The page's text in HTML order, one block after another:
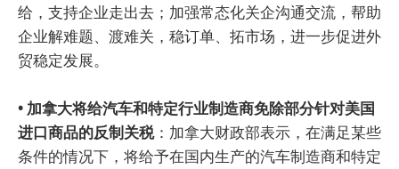
给，支持企业走出去；加强常态化关企沟通交流，帮助
企业解难题、渡难关，稳订单、拓市场，进一步促进外
贸稳定发展。
• 加拿大将给汽车和特定行业制造商免除部分针对美国
进口商品的反制关税：加拿大财政部表示，在满足某些
条件的情况下，将给予在国内生产的汽车制造商和特定